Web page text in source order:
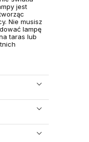
jest
Nie musisz
lampę
taras lub